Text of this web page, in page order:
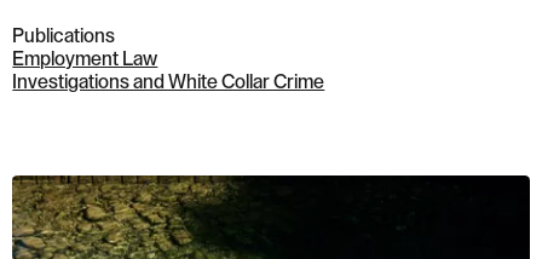
Publications
Employment Law
Investigations and White Collar Crime